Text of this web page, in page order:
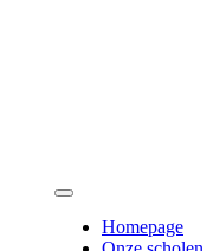
Homepage